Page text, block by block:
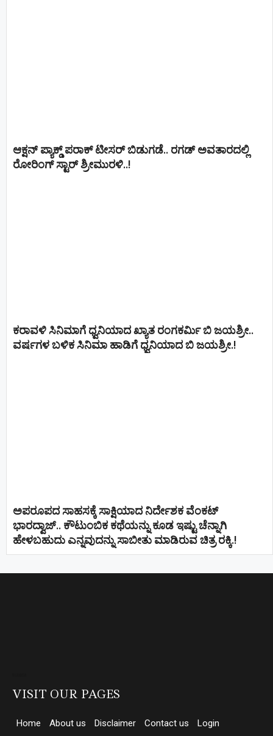
ಆಕ್ಷನ್ ಪ್ಯಾಕ್ಡ್ ಪರಾಕ್ ಟೀಸರ್ ಬಿಡುಗಡೆ.. ರಗಡ್ ಅವತಾರದಲ್ಲಿ
ರೋರಿಂಗ್ ಸ್ಟಾರ್ ಶ್ರೀಮುರಳಿ..!
ಕರಾವಳಿ ಸಿನಿಮಾಗೆ ಧ್ವನಿಯಾದ ಖ್ಯಾತ ರಂಗಕರ್ಮಿ ಬಿ ಜಯಶ್ರೀ..
ವರ್ಷಗಳ ಬಳಿಕ ಸಿನಿಮಾ ಹಾಡಿಗೆ ಧ್ವನಿಯಾದ ಬಿ ಜಯಶ್ರೀ.!
ಅಪರೂಪದ ಸಾಹಸಕ್ಕೆ ಸಾಕ್ಷಿಯಾದ ನಿರ್ದೇಶಕ ವೆಂಕಟ್
ಭಾರದ್ವಾಜ್.. ಕೌಟುಂಬಿಕ ಕಥೆಯನ್ನು ಕೂಡ ಇಷ್ಟು ಚೆನ್ನಾಗಿ
ಹೇಳಬಹುದು ಎನ್ನವುದನ್ನು ಸಾಬೀತು ಮಾಡಿರುವ ಚಿತ್ರ ರಕ್ಕಿ.!
VISIT OUR PAGES
Home About us Disclaimer Contact us Login